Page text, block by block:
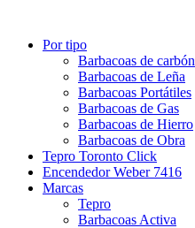
Por tipo
Barbacoas de carbón
Barbacoas de Leña
Barbacoas Portátiles
Barbacoas de Gas
Barbacoas de Hierro
Barbacoas de Obra
Tepro Toronto Click
Encendedor Weber 7416
Marcas
Tepro
Barbacoas Activa